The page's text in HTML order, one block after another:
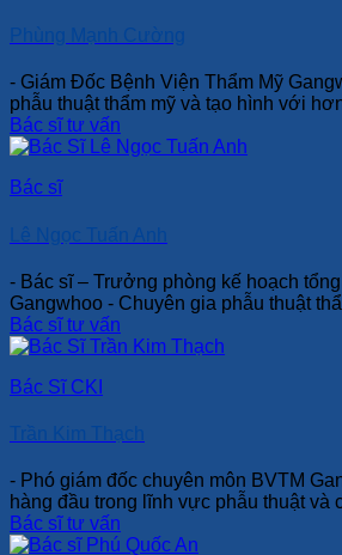
Phùng Mạnh Cường
- Giám Đốc Bệnh Viện Thẩm Mỹ
phẫu thuật thẩm mỹ và tạo hình với
Bác sĩ tư vấn
Bác sĩ
Lê Ngọc Tuấn Anh
- Bác sĩ – Trưởng phòng kế hoạch
Gangwhoo - Chuyên gia phẫu thuật
Bác sĩ tư vấn
Bác Sĩ CKI
Trần Kim Thạch
- Phó giám đốc chuyên môn BVTM
hàng đầu trong lĩnh vực phẫu thuật và
Bác sĩ tư vấn